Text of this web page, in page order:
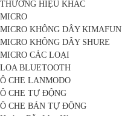
THƯƠNG HIỆU KHÁC
MICRO
MICRO KHÔNG DÂY KIMAFUN
MICRO KHÔNG DÂY SHURE
MICRO CÁC LOẠI
LOA BLUETOOTH
Ô CHE LANMODO
Ô CHE TỰ ĐỘNG
Ô CHE BÁN TỰ ĐỘNG